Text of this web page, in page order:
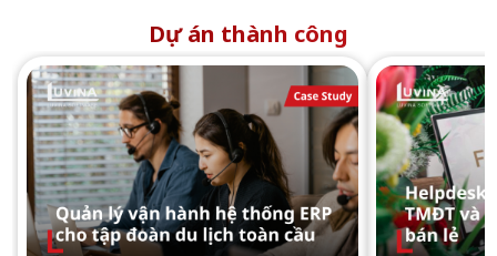
Dự án thành công